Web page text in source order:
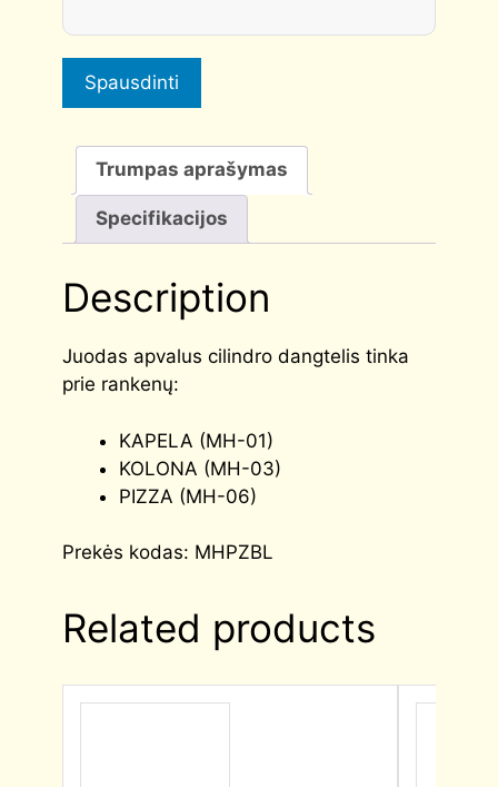
Spausdinti
Trumpas aprašymas
Specifikacijos
Description
Juodas apvalus cilindro dangtelis tinka
prie rankenų:
KAPELA (MH-01)
KOLONA (MH-03)
PIZZA (MH-06)
Prekės kodas: MHPZBL
Related products